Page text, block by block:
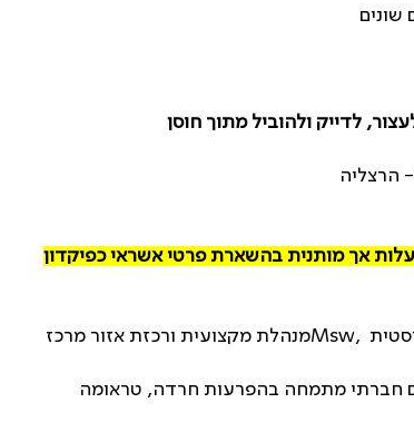
לדייק ולהוביל מתוך חוסן
אך מותנית בהשארת פרטי אשראי כפיקדון
,Msw
מנהלת מקצועית ורכזת אזור מרכז
חברתי מתמחה בהפרעות חרדה, טראומה